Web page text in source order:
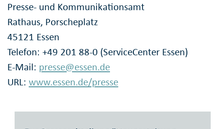
Presse- und Kommunikationsamt
Rathaus, Porscheplatz
45121 Essen
Telefon: +49 201 88-0 (ServiceCenter Essen)
E-Mail: presse@essen.de
URL: www.essen.de/presse